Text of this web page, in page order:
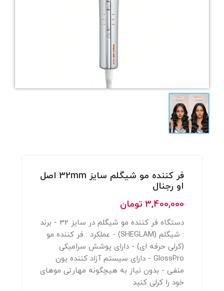
فر کننده مو شیگلم سایز 32mm اصل
او رجنال
3,400,000 تومان
دستگاه فر کننده مو شیگلم در سایز 32 - برند
: شیگلم (SHEGLAM) - عملکرد : فر کننده مو
(کرلی حرفه ای) - دارای پوشش سرامیکی
GlossPro - دارای سیستم آزاد کننده یون
منفی - بدون نیاز به هیچگونه مهارتی موهای
خود را کرلی کنید